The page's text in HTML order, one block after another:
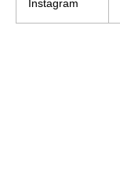
Instagram